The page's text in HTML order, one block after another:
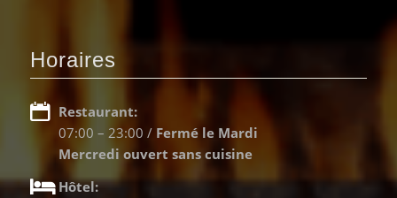
Horaires
Restaurant:
07:00 – 23:00 / Fermé le Mardi
Mercredi ouvert sans cuisine
Hôtel: